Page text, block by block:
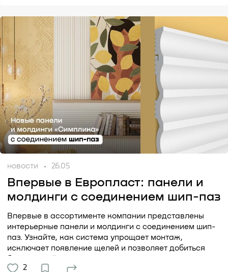
новости 26.05
Впервые в Европласт: панели и
молдинги с соединением шип-паз
Впервые в ассортименте компании представлены
интерьерные панели и молдинги с соединением шип-
паз. Узнайте, как система упрощает монтаж,
исключает появление щелей и позволяет добиться
2